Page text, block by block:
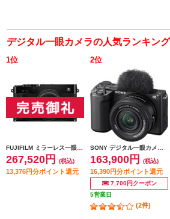
デジタル一眼カメラの人気ランキング
1位
267,520円 (税込)
13,376円分ポイント還元
2位
163,900円 (税込)
16,390円分ポイント還元
7,700円クーポン
5営業日
(2件)